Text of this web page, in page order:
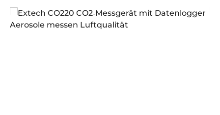
Bildergalerie überspringen